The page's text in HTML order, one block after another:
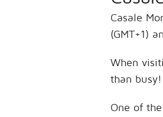
Casale
(GMT+1)
When
than busy!
One of